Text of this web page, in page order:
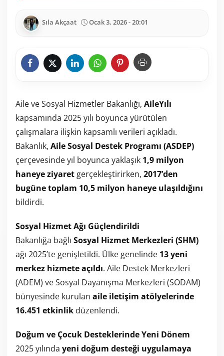
Sıla Akçaat Ocak 3, 2026 - 20:01
Aile ve Sosyal Hizmetler Bakanlığı, AileYılı
kapsamında 2025 yılı boyunca yürütülen
çalışmalara ilişkin kapsamlı verileri açıkladı.
Bakanlık, Aile Sosyal Destek Programı (ASDEP)
çerçevesinde yıl boyunca yaklaşık 1,9 milyon
haneye ziyaret gerçekleştirirken, 2017’den
bugüne toplam 10,5 milyon haneye ulaşıldığını
bildirdi.
Sosyal Hizmet Ağı Güçlendirildi
Bakanlığa bağlı Sosyal Hizmet Merkezleri (SHM)
ağı 2025’te genişletildi. Ülke genelinde 13 yeni
merkez hizmete açıldı. Aile Destek Merkezleri
(ADEM) ve Sosyal Dayanışma Merkezleri (SODAM)
bünyesinde kurulan aile iletişim atölyelerinde
16.451 etkinlik düzenlendi.
Doğum ve Çocuk Desteklerinde Yeni Dönem
2025 yılında yeni doğum desteği uygulamaya